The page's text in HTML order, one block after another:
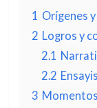
1 Orígenes
2 Logros y
2.1
2.2
3